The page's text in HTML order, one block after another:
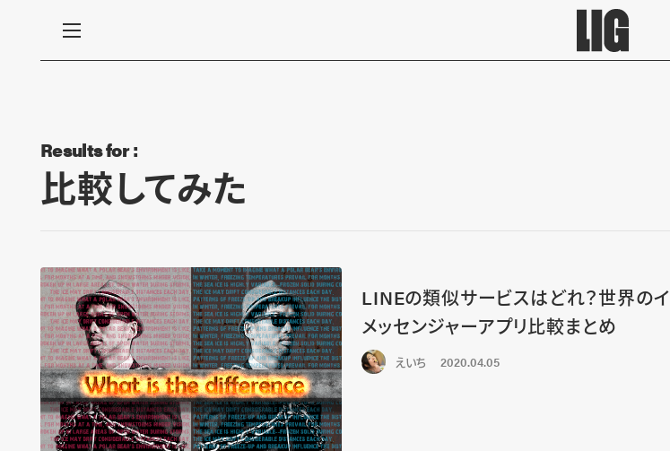
Results for :
比較してみた
LINEの類似サービスはどれ？世界のイ
メッセンジャーアプリ比較まとめ
えいち 2020.04.05